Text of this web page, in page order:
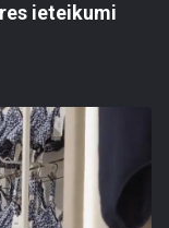
ieteikumi